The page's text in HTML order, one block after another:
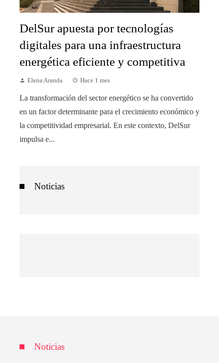
DelSur apuesta por tecnologías
digitales para una infraestructura
energética eficiente y competitiva
Elena Aranda Hace 1 mes
La transformación del sector energético se ha convertido
en un factor determinante para el crecimiento económico y
la competitividad empresarial. En este contexto, DelSur
impulsa e...
Noticias
Noticias